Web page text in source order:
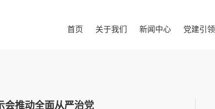
首页 关于我们 新闻中心 党建引领
会推动全面从严治党